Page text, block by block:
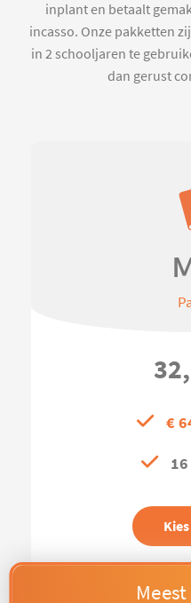
inplant en betaalt
incasso. Onze pakketten
in 2 schooljaren te
dan gerust
€